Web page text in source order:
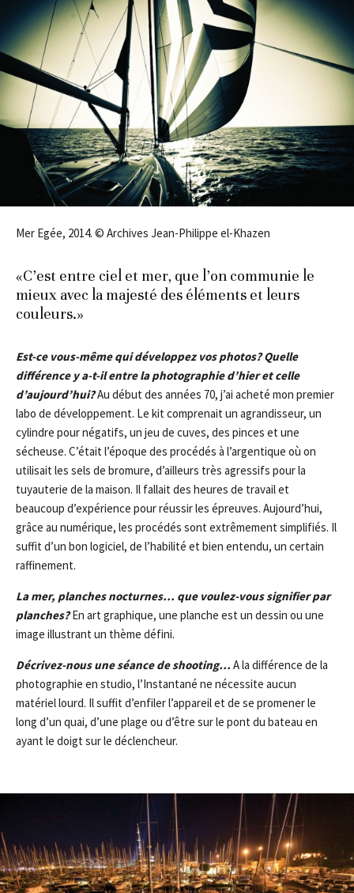
Mer Egée, 2014. © Archives Jean-Philippe el-Khazen
«C’est entre ciel et mer, que l’on communie le
mieux avec la majesté des éléments et leurs
couleurs.»
Est-ce vous-même qui développez vos photos? Quelle
différence y a-t-il entre la photographie d’hier et celle
d’aujourd’hui?Au début des années 70, j’ai acheté mon premier
labo de développement. Le kit comprenait un agrandisseur, un
cylindre pour négatifs, un jeu de cuves, des pinces et une
sécheuse. C’était l’époque des procédés à l’argentique où on
utilisait les sels de bromure, d’ailleurs très agressifs pour la
tuyauterie de la maison. Il fallait des heures de travail et
beaucoup d’expérience pour réussir les épreuves. Aujourd’hui,
grâce au numérique, les procédés sont extrêmement simplifiés. Il
suffit d’un bon logiciel, de l’habilité et bien entendu, un certain
raffinement.
La mer, planches nocturnes… que voulez-vous signifier par
planches?En art graphique, une planche est un dessin ou une
image illustrant un thème défini.
Décrivez-nous une séance de shooting… A la différence de la
photographie en studio, l’Instantané ne nécessite aucun
matériel lourd. Il suffit d’enfiler l’appareil et de se promener le
long d’un quai, d’une plage ou d’être sur le pont du bateau en
ayant le doigt sur le déclencheur.